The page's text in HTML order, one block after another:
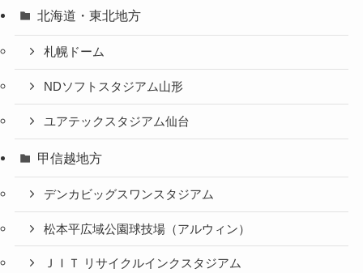
北海道・東北地方
札幌ドーム
NDソフトスタジアム山形
ユアテックスタジアム仙台
甲信越地方
デンカビッグスワンスタジアム
松本平広域公園球技場（アルウィン）
ＪＩＴ リサイクルインクスタジアム